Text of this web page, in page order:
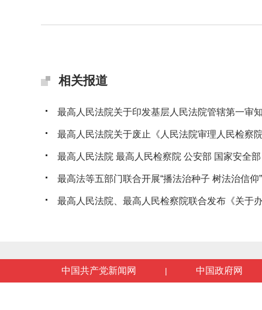
相关报道
最高人民法院关于印发基层人民法院管辖第一审
最高人民法院关于废止《人民法院审理人民检察
最高人民法院 最高人民检察院 公安部 国家安全
最高法等五部门联合开展“播法治种子 树法治信仰
最高人民法院、最高人民检察院联合发布《关于
中国共产党新闻网 | 中国政府网